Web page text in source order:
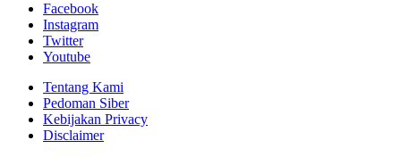
Facebook
Instagram
Twitter
Youtube
Tentang Kami
Pedoman Siber
Kebijakan Privacy
Disclaimer